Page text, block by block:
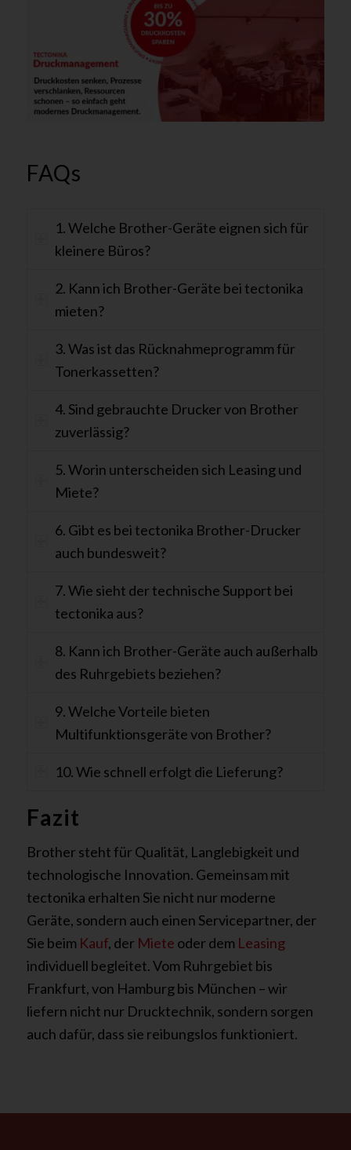
FAQs
1. Welche Brother-Geräte eignen sich für
kleinere Büros?
2. Kann ich Brother-Geräte bei tectonika
mieten?
3. Was ist das Rücknahmeprogramm für
Tonerkassetten?
4. Sind gebrauchte Drucker von Brother
zuverlässig?
5. Worin unterscheiden sich Leasing und
Miete?
6. Gibt es bei tectonika Brother-Drucker
auch bundesweit?
7. Wie sieht der technische Support bei
tectonika aus?
8. Kann ich Brother-Geräte auch außerhalb
des Ruhrgebiets beziehen?
9. Welche Vorteile bieten
Multifunktionsgeräte von Brother?
10. Wie schnell erfolgt die Lieferung?
Fazit
Brother steht für Qualität, Langlebigkeit und
technologische Innovation. Gemeinsam mit
tectonika erhalten Sie nicht nur moderne
Geräte, sondern auch einen Servicepartner, der
Sie beim Kauf, der Miete oder dem Leasing
individuell begleitet. Vom Ruhrgebiet bis
Frankfurt, von Hamburg bis München – wir
liefern nicht nur Drucktechnik, sondern sorgen
auch dafür, dass sie reibungslos funktioniert.